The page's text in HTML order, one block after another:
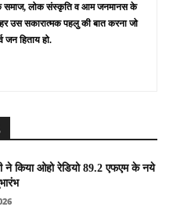
समाज, लोक संस्कृति व आम जनमानस के
उस सकारात्मक पहलु की बात करना जो
जन हिताय हो.
ने किया ओहो रेडियो 89.2 एफएम के नये